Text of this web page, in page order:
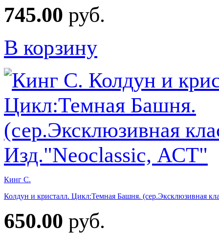
745.00 руб.
В корзину
Кинг С.
Колдун и кристалл. Цикл:Темная Башня. (сер.Эксклюзивная
650.00 руб.